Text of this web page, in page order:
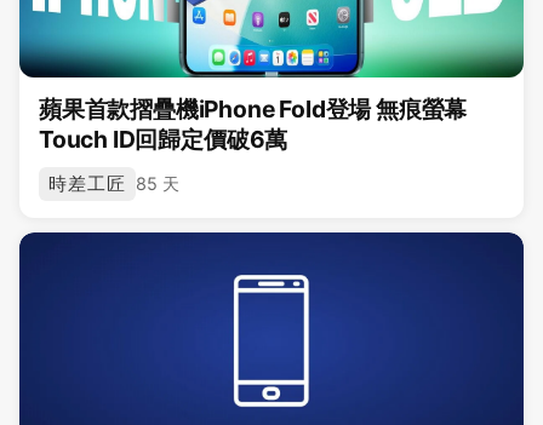
蘋果首款摺疊機iPhone Fold登場 無痕螢幕
Touch ID回歸定價破6萬
時差工匠 85 天